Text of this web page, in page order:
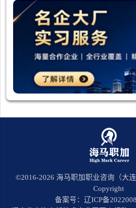
©2016-2026 海马职加职业咨询（大
Copyright
备案号：辽ICP备